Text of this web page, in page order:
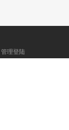
管理登陆